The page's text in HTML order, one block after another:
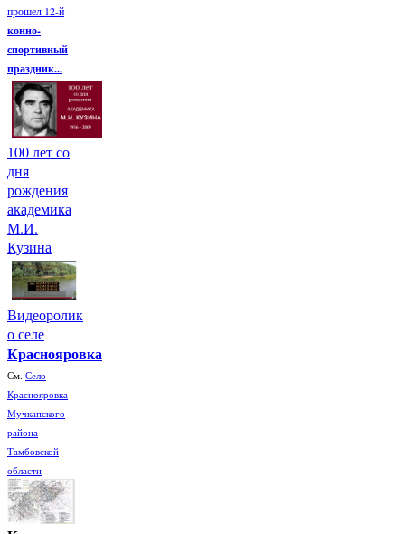
прошел 12-й
конно-
спортивный
праздник...
100 лет со
дня
рождения
академика
М.И.
Кузина
Видеоролик
о селе
Краснояровка
См. Село
Краснояровка
Мучкапского
района
Тамбовской
области